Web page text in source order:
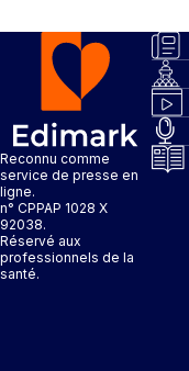
Reconnu comme
service de presse en
ligne.
n° CPPAP 1028 X
92038.
Réservé aux
professionnels de la
santé.